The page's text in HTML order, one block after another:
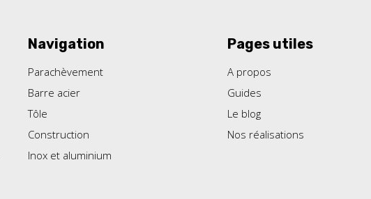
Navigation
Parachèvement
Barre acier
Tôle
Construction
Inox et aluminium
Pages utiles
A propos
Guides
Le blog
Nos réalisations